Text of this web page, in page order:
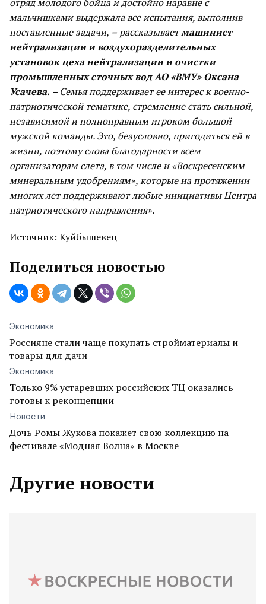
мальчишками выдержала все испытания, выполнив
поставленные задачи, – рассказываетмашинист
нейтрализации и воздухоразделительных
установок цеха нейтрализации и очистки
промышленных сточных вод АО «ВМУ» Оксана
Усачева. – Семья поддерживает ее интерес к военно-
патриотической тематике, стремление стать сильной,
независимой и полноправным игроком большой
мужской команды. Это, безусловно, пригодиться ей в
жизни, поэтому слова благодарности всем
организаторам слета, в том числе и «Воскресенским
минеральным удобрениям», которые на протяжении
многих лет поддерживают любые инициативы Центра
патриотического направления».
Источник: Куйбышевец
Поделиться новостью
Экономика
Россияне стали чаще покупать стройматериалы и
товары для дачи
Экономика
Только 9% устаревших российских ТЦ оказались
готовы к реконцепции
Новости
Дочь Ромы Жукова покажет свою коллекцию на
фестивале «Модная Волна» в Москве
Другие новости